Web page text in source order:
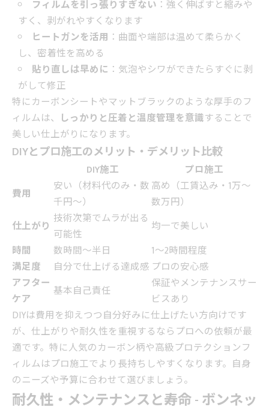
フィルムを引っ張りすぎない ：強く伸ばすと縮みや
すく、剥がれやすくなります
ヒートガンを活用 ：曲面や端部は温めて柔らかく
し、密着性を高める
貼り直しは早めに ：気泡やシワができたらすぐに剥
がして修正
特にカーボンシートやマットブラックのような厚手のフ
ィルムは、 しっかりと圧着と温度管理を意識することで
美しい仕上がりになります。
DIYとプロ施工のメリット・デメリット比較
DIY施工
プロ施工
費用
安い（材料代のみ・数
千円～）
高め（工賃込み・1万～
数万円）
仕上がり 技術次第でムラが出る
可能性
均一で美しい
時間
数時間～半日
1～2時間程度
満足度
自分で仕上げる達成感 プロの安心感
アフター
ケア
基本自己責任
保証やメンテナンスサー
ビスあり
DIYは費用を抑えつつ自分好みに仕上げたい方向けです
が、仕上がりや耐久性を重視するならプロへの依頼が最
適です。特に人気のカーボン柄や高級プロテクションフ
ィルムはプロ施工でより長持ちしやすくなります。自身
のニーズや予算に合わせて選びましょう。
耐久性・メンテナンスと寿命 - ボンネッ